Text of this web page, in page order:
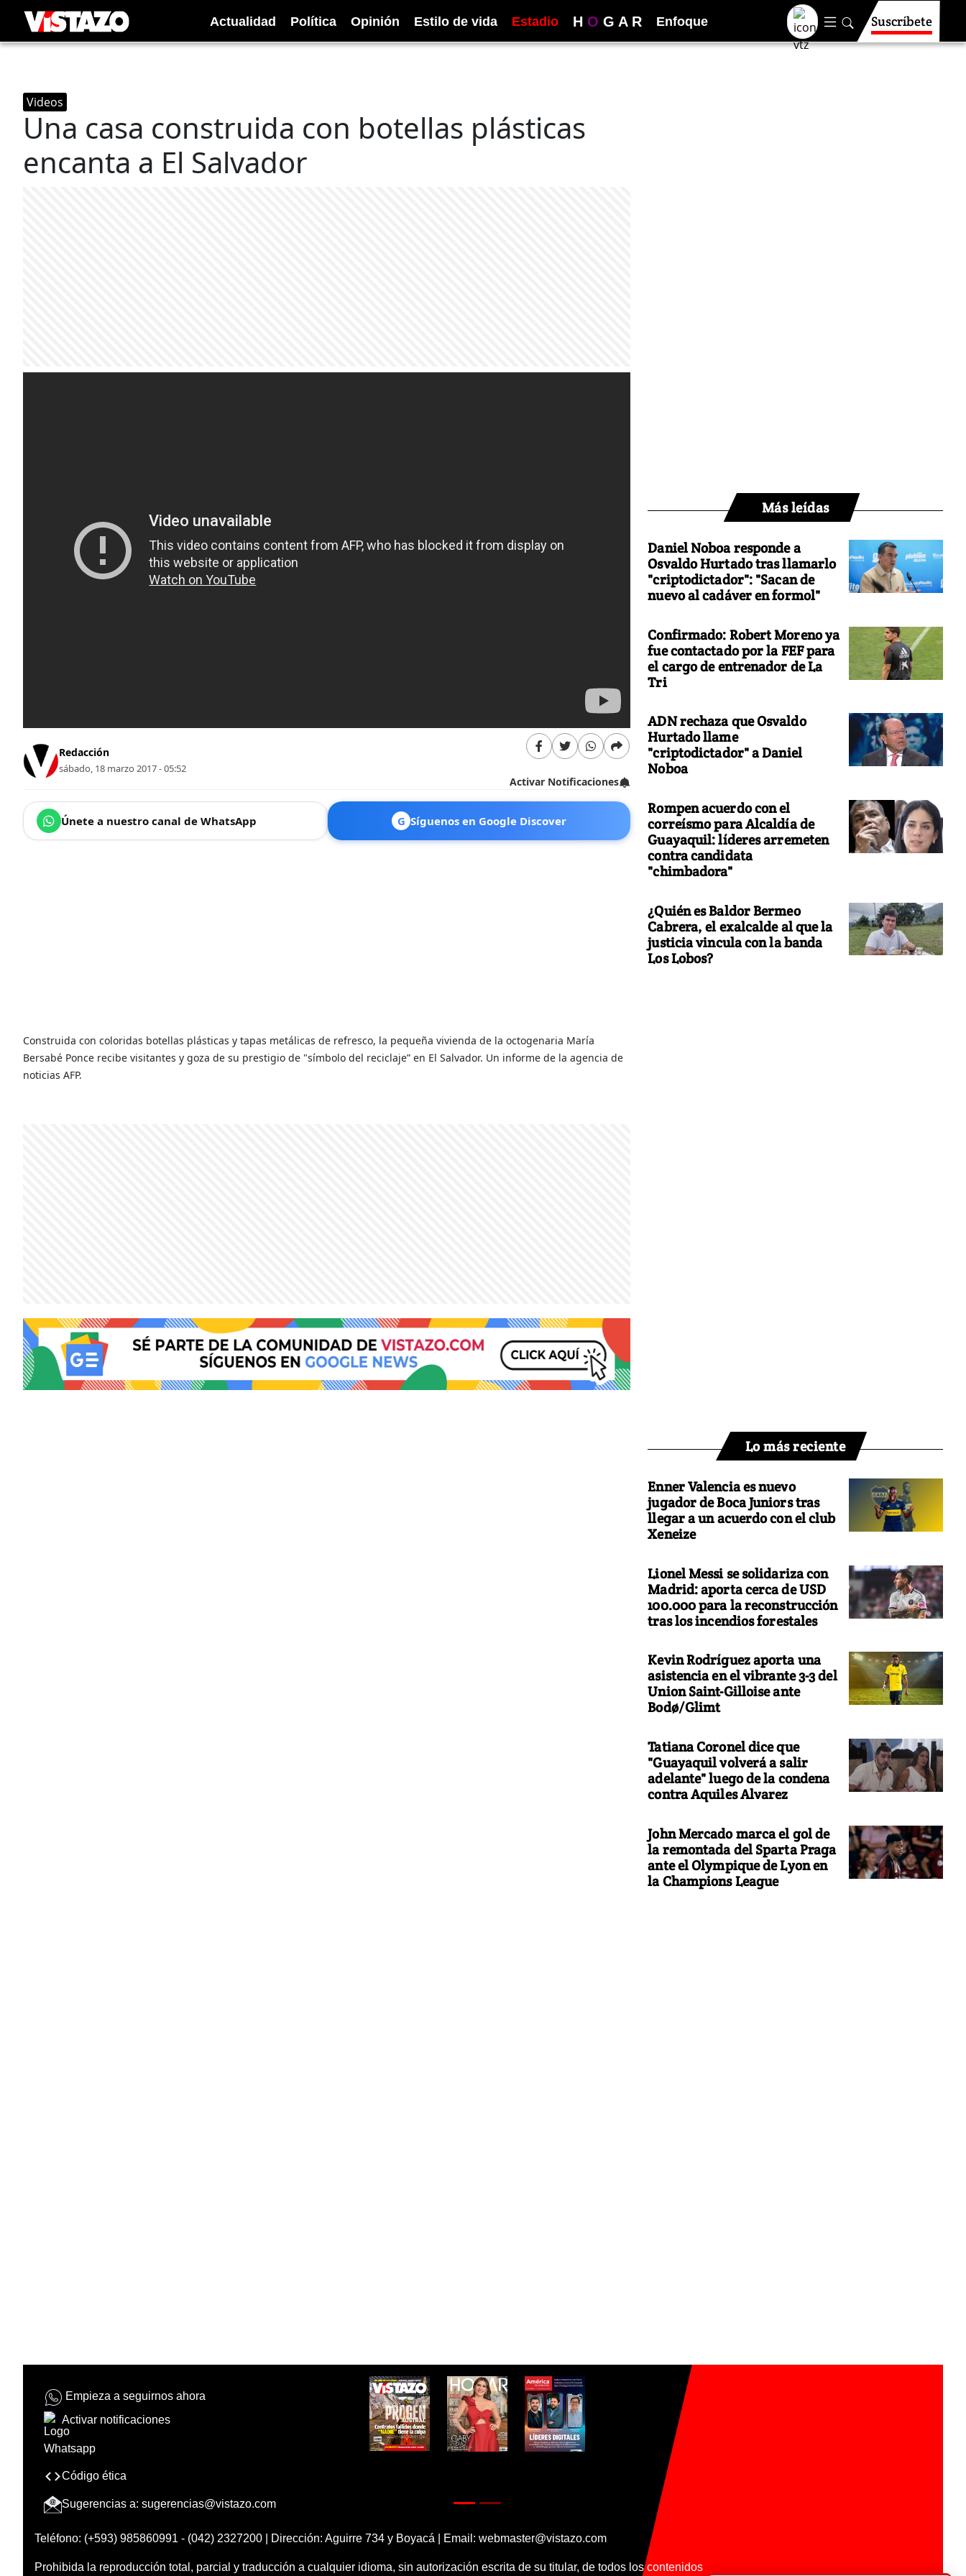
Actualidad Política Opinión Estilo de vida Estadio H O G A R Enfoque Suscríbete
Videos
Una casa construida con botellas plásticas
encanta a El Salvador
Redacción
sábado, 18 marzo 2017 - 05:52
Activar Notificaciones
Únete a nuestro canal de WhatsApp G Síguenos en Google Discover
Construida con coloridas botellas plásticas y tapas metálicas de refresco, la pequeña vivienda de la octogenaria María
Bersabé Ponce recibe visitantes y goza de su prestigio de "símbolo del reciclaje” en El Salvador. Un informe de la agencia de
noticias AFP.
Más leídas
Daniel Noboa responde a
Osvaldo Hurtado tras llamarlo
"criptodictador": "Sacan de
nuevo al cadáver en formol"
Confirmado: Robert Moreno ya
fue contactado por la FEF para
el cargo de entrenador de La
Tri
ADN rechaza que Osvaldo
Hurtado llame
"criptodictador" a Daniel
Noboa
Rompen acuerdo con el
correísmo para Alcaldía de
Guayaquil: líderes arremeten
contra candidata
"chimbadora"
¿Quién es Baldor Bermeo
Cabrera, el exalcalde al que la
justicia vincula con la banda
Los Lobos?
Lo más reciente
Enner Valencia es nuevo
jugador de Boca Juniors tras
llegar a un acuerdo con el club
Xeneize
Lionel Messi se solidariza con
Madrid: aporta cerca de USD
100.000 para la reconstrucción
tras los incendios forestales
Kevin Rodríguez aporta una
asistencia en el vibrante 3-3 del
Union Saint-Gilloise ante
Bodø/Glimt
Tatiana Coronel dice que
"Guayaquil volverá a salir
adelante" luego de la condena
contra Aquiles Alvarez
John Mercado marca el gol de
la remontada del Sparta Praga
ante el Olympique de Lyon en
la Champions League
Empieza a seguirnos ahora
Activar notificaciones
Código ética
Sugerencias a: sugerencias@vistazo.com
Teléfono: (+593) 985860991 - (042) 2327200 | Dirección: Aguirre 734 y Boyacá | Email: webmaster@vistazo.com
Prohibida la reproducción total, parcial y traducción a cualquier idioma, sin autorización escrita de su titular, de todos los contenidos